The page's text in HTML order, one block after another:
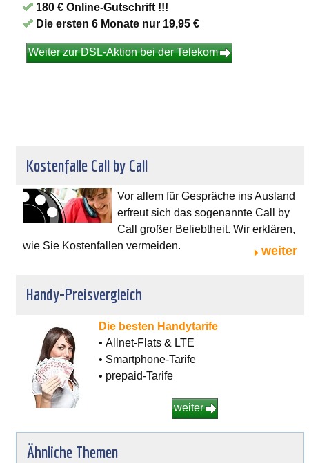
180 € Online-Gutschrift !!!
Die ersten 6 Monate nur 19,95 €
Weiter zur DSL-Aktion bei der Telekom
Kostenfalle Call by Call
Vor allem für Gespräche ins Ausland
erfreut sich das sogenannte Call by
Call großer Beliebtheit. Wir erklären,
wie Sie Kostenfallen vermeiden.
weiter
Handy-Preisvergleich
Die besten Handytarife
• Allnet-Flats & LTE
• Smartphone-Tarife
• prepaid-Tarife
weiter
Ähnliche Themen